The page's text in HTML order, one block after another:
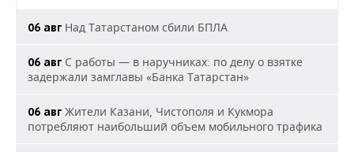
06 авг Над Татарстаном сбили БПЛА
06 авг С работы — в наручниках: по делу о взятке
задержали замглавы «Банка Татарстан»
06 авг Жители Казани, Чистополя и Кукмора
потребляют наибольший объем мобильного трафика